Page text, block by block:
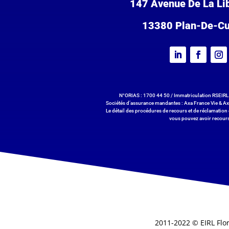
147 Avenue De La
13380 Plan-De-
N°ORIAS : 1700 44 50 / Immatriculation
Sociétés d’assurance mandantes : Axa France Vie &
Le détail des procédures de recours et de
vous pouvez avoir
2011-2022 © EIRL